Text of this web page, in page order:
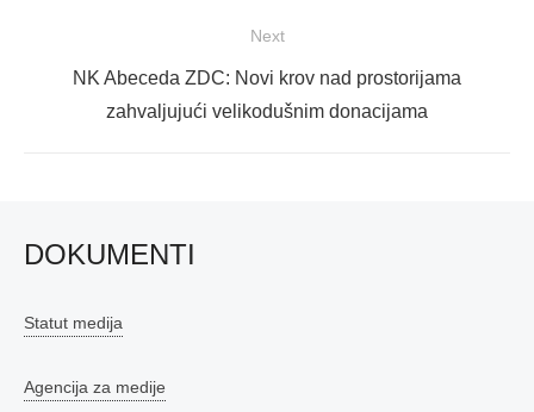
Next
NK Abeceda ZDC: Novi krov nad prostorijama
zahvaljujući velikodušnim donacijama
DOKUMENTI
Statut medija
Agencija za medije